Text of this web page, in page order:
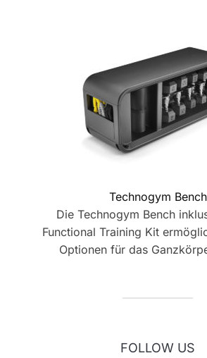
Technogym Bench
Die Technogym Bench
Functional Training Kit
Optionen für das
FOLLOW US